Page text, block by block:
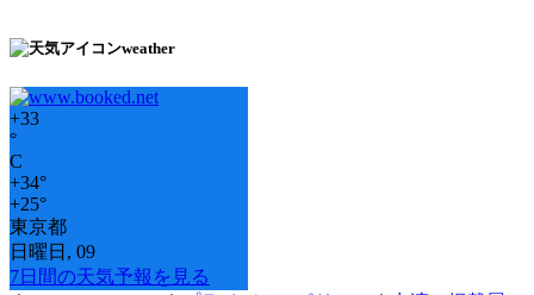
weather
+33
°
C
+34°
+25°
東京都
日曜日, 09
7日間の天気予報を見る